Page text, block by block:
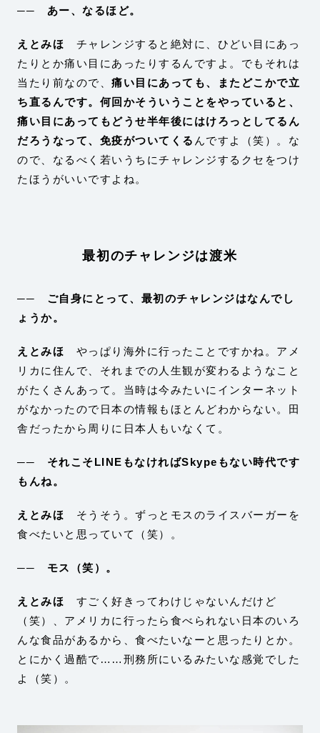
── あー、なるほど。
えとみほ チャレンジすると絶対に、ひどい目にあっ
たりとか痛い目にあったりするんですよ。でもそれは
当たり前なので、 痛い目にあっても、またどこかで立
ち直るんです。何回かそういうことをやっていると、
痛い目にあってもどうせ半年後にはけろっとしてるん
だろうなって、免疫がついてくる んですよ（笑）。な
ので、なるべく若いうちにチャレンジするクセをつけ
たほうがいいですよね。
最初のチャレンジは渡米
── ご自身にとって、最初のチャレンジはなんでし
ょうか。
えとみほ やっぱり海外に行ったことですかね。アメ
リカに住んで、それまでの人生観が変わるようなこと
がたくさんあって。当時は今みたいにインターネット
がなかったので日本の情報もほとんどわからない。田
舎だったから周りに日本人もいなくて。
── それこそLINEもなければSkypeもない時代です
もんね。
えとみほ そうそう。ずっとモスのライスバーガーを
食べたいと思っていて（笑）。
── モス（笑）。
えとみほ すごく好きってわけじゃないんだけど
（笑）、アメリカに行ったら食べられない日本のいろ
んな食品があるから、食べたいなーと思ったりとか。
とにかく過酷で……刑務所にいるみたいな感覚でした
よ（笑）。